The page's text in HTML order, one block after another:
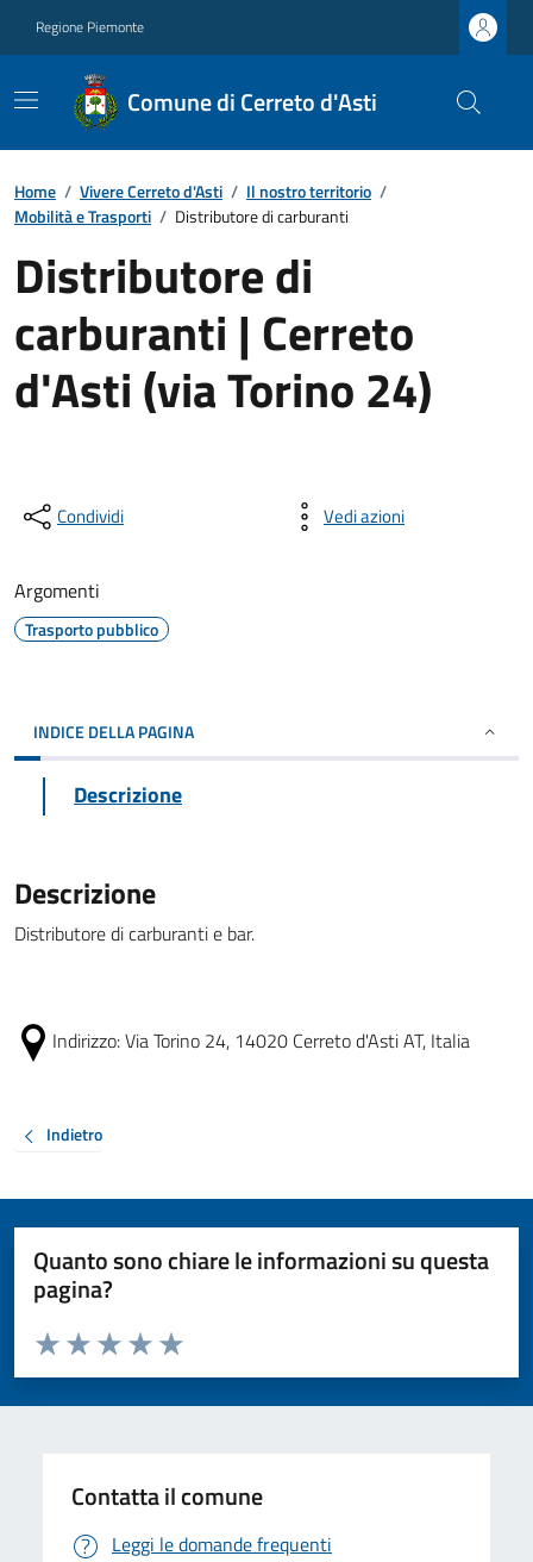
Regione Piemonte
Comune di Cerreto d'Asti
Home / Vivere Cerreto d'Asti / Il nostro territorio /
Mobilità e Trasporti / Distributore di carburanti
Distributore di
carburanti | Cerreto
d'Asti (via Torino 24)
Condividi Vedi azioni
Argomenti
Trasporto pubblico
INDICE DELLA PAGINA
Descrizione
Descrizione
Distributore di carburanti e bar.
Indirizzo:Via Torino 24, 14020 Cerreto d'Asti AT, Italia
Indietro
Quanto sono chiare le informazioni su questa
pagina?
Valuta da 1 a 5 stelle la pagina
Valuta 5 stelle su 5
Valuta 4 stelle su 5
Valuta 3 stelle su 5
Valuta 2 stelle su 5
Valuta 1 stelle su 5
Contatta il comune
Leggi le domande frequenti